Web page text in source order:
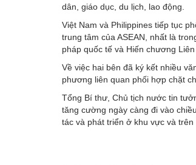
dân, giáo dục, du lịch, lao động.
Việt Nam và Philippines tiếp tục
trung tâm của ASEAN, nhất là
pháp quốc tế và Hiến chương
Về việc hai bên đã ký kết nhiều
phương liên quan phối hợp chặt
Tổng Bí thư, Chủ tịch nước tin
tăng cường ngày càng đi vào
tác và phát triển ở khu vực và trên